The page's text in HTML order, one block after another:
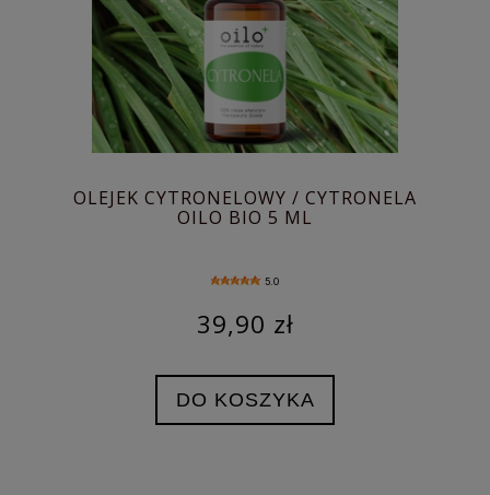
OLEJEK CYTRONELOWY / CYTRONELA
OILO BIO 5 ML
5.0
39,90 zł
DO KOSZYKA